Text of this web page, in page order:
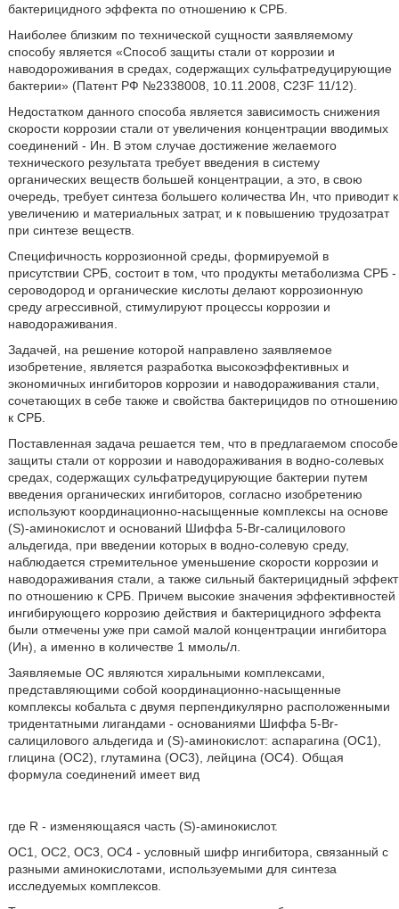
бактерицидного эффекта по отношению к СРБ.
Наиболее близким по технической сущности заявляемому
способу является «Способ защиты стали от коррозии и
наводороживания в средах, содержащих сульфатредуцирующие
бактерии» (Патент РФ №2338008, 10.11.2008, C23F 11/12).
Недостатком данного способа является зависимость снижения
скорости коррозии стали от увеличения концентрации вводимых
соединений - Ин. В этом случае достижение желаемого
технического результата требует введения в систему
органических веществ большей концентрации, а это, в свою
очередь, требует синтеза большего количества Ин, что приводит к
увеличению и материальных затрат, и к повышению трудозатрат
при синтезе веществ.
Специфичность коррозионной среды, формируемой в
присутствии СРБ, состоит в том, что продукты метаболизма СРБ -
сероводород и органические кислоты делают коррозионную
среду агрессивной, стимулируют процессы коррозии и
наводораживания.
Задачей, на решение которой направлено заявляемое
изобретение, является разработка высокоэффективных и
экономичных ингибиторов коррозии и наводораживания стали,
сочетающих в себе также и свойства бактерицидов по отношению
к СРБ.
Поставленная задача решается тем, что в предлагаемом способе
защиты стали от коррозии и наводораживания в водно-солевых
средах, содержащих сульфатредуцирующие бактерии путем
введения органических ингибиторов, согласно изобретению
используют координационно-насыщенные комплексы на основе
(S)-аминокислот и оснований Шиффа 5-Br-салицилового
альдегида, при введении которых в водно-солевую среду,
наблюдается стремительное уменьшение скорости коррозии и
наводораживания стали, а также сильный бактерицидный эффект
по отношению к СРБ. Причем высокие значения эффективностей
ингибирующего коррозию действия и бактерицидного эффекта
были отмечены уже при самой малой концентрации ингибитора
(Ин), а именно в количестве 1 ммоль/л.
Заявляемые ОС являются хиральными комплексами,
представляющими собой координационно-насыщенные
комплексы кобальта с двумя перпендикулярно расположенными
тридентатными лигандами - основаниями Шиффа 5-Br-
салицилового альдегида и (S)-аминокислот: аспарагина (ОС1),
глицина (ОС2), глутамина (ОС3), лейцина (ОС4). Общая
формула соединений имеет вид
где R - изменяющаяся часть (S)-аминокислот.
ОС1, ОС2, ОС3, ОС4 - условный шифр ингибитора, связанный с
разными аминокислотами, используемыми для синтеза
исследуемых комплексов.